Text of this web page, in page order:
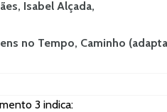
Isabel Alçada,
no Tempo, Caminho
3 indica: